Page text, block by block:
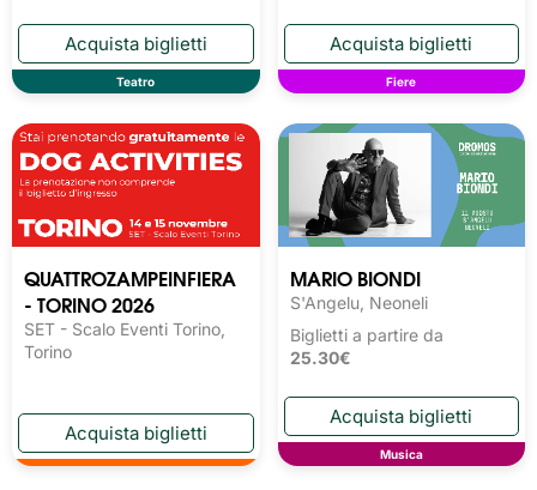
Teatro Fiere
QUATTROZAMPEINFIERA
- TORINO 2026
SET - Scalo Eventi Torino,
Torino
MARIO BIONDI
S'Angelu, Neoneli
Biglietti a partire da
25.30€
Musica